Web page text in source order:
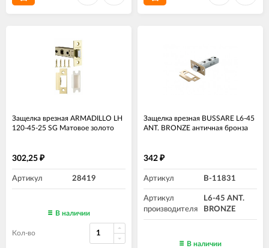
Защелка врезная ARMADILLO LH
120-45-25 SG Матовое золото
302,25 ₽
Артикул 28419
В наличии
Кол-во
Защелка врезная BUSSARE L6-45
ANT. BRONZE античная бронза
342 ₽
Артикул B-11831
Артикул
производителя
L6-45 ANT.
BRONZE
В наличии